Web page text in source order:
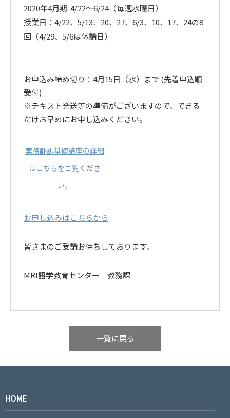
2020年4月期: 4/22～6/24（毎週水曜日）
授業日：4/22、5/13、20、27、6/3、10、17、24の8
回（4/29、5/6は休講日）
お申込み締め切り：4月15日（水）まで (先着申込順
受付)
※テキスト発送等の準備がございますので、できる
だけお早めにお申し込みください。
実務翻訳基礎講座の詳細
はこちらをご覧くださ
い。
お申し込みはこちらから
皆さまのご受講お待ちしております。
MRI語学教育センター 教務課
一覧に戻る
HOME